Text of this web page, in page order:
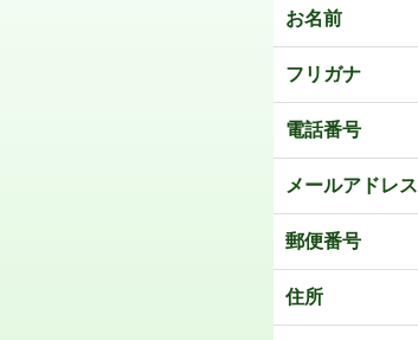
お名前
フリガナ
電話番号
メールアドレス
郵便番号
住所